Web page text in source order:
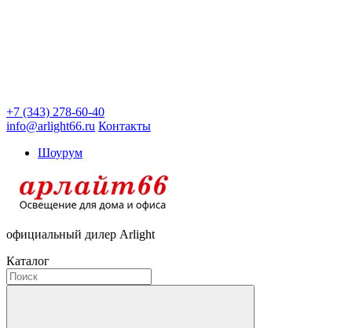
+7 (343) 278-60-40
info@arlight66.ru Контакты
Шоурум
официальный дилер Arlight
Каталог